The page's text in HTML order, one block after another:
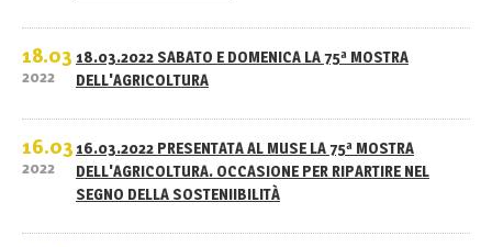
18.03
2022
18.03.2022 SABATO E DOMENICA LA 75ª MOSTRA
DELL'AGRICOLTURA
16.03
2022
16.03.2022 PRESENTATA AL MUSE LA 75ª MOSTRA
DELL'AGRICOLTURA. OCCASIONE PER RIPARTIRE NEL
SEGNO DELLA SOSTENIIBILITÀ